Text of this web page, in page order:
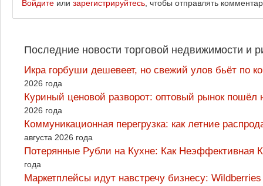
Войдите или зарегистрируйтесь , чтобы отправлять
Последние новости торговой недвижимости и
Икра горбуши дешевеет, но свежий улов бьёт по
2026 года
Куриный ценовой разворот: оптовый рынок
2026 года
Коммуникационная перегрузка: как летние
августа 2026 года
Потерянные Рубли на Кухне: Как
года
Маркетплейсы идут навстречу бизнесу: